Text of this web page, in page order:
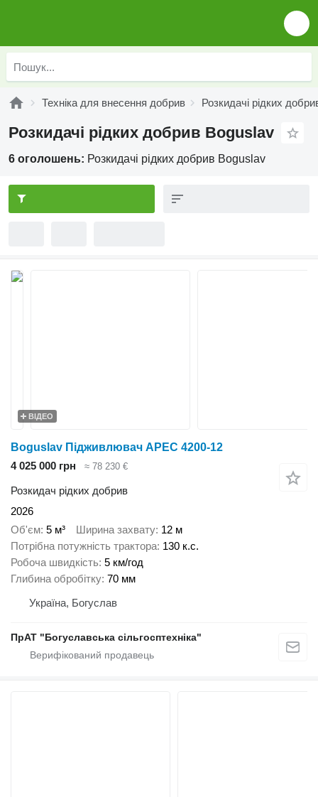
Техніка для внесення добрив Розкидачі рідких
Розкидачі рідких добрив Boguslav
6 оголошень: Розкидачі рідких добрив Boguslav
ВІДЕО
Boguslav Підживлювач АРЕС 4200-12
4 025 000 грн
≈ 78 230 €
Розкидач рідких добрив
2026
Об'єм 5 м³ Ширина захвату 12 м
Потрібна потужність трактора 130 к.с.
Робоча швидкість 5 км/год
Глибина обробітку 70 мм
Україна, Богуслав
ПрАТ "Богуславська сільгосптехніка"